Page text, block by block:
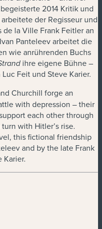
2014 Kritik und
der Regisseur und
la Ville Frank Feitler an
Panteleev arbeitet die
wie anrührenden Buchs
ihre eigene Bühne –
Feit und Steve Karier.
Churchill forge an
with depression – their
each other through
with Hitler’s rise.
this fictional friendship
and by the late Frank
Karier.